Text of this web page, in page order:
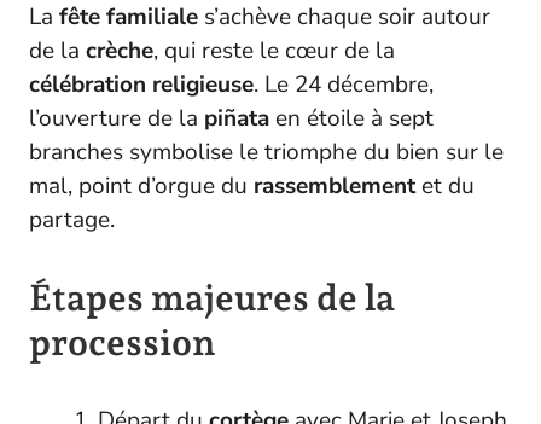
La fête familiale s’achève chaque soir autour
de la crèche, qui reste le cœur de la
célébration religieuse. Le 24 décembre,
l’ouverture de la piñata en étoile à sept
branches symbolise le triomphe du bien sur le
mal, point d’orgue du rassemblementet du
partage.
Étapes majeures de la
procession